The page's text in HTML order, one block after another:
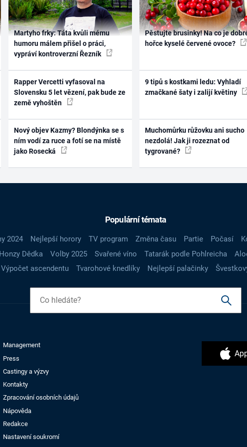
Martyho frky: Táta kvůli mému
humoru málem přišel o práci,
vypráví kontroverzní Řezník
Rapper Vercetti vyfasoval na
Slovensku 5 let vězení, pak bude ze
země vyhoštěn
Nový objev Kazmy? Blondýnka se s
ním vodí za ruce a fotí se na místě
jako Rosecká
Pěstujte brusinky! Na co je
hořce kyselé červené ovoce?
9 tipů s kostkami ledu: Vyhladí
zmačkané šaty i zalijí květiny
Muchomůrku růžovku ani sucho
nezdolá! Jak ji rozeznat od
tygrované?
Populární témata
2024 Nejlepší horory TV program Změna času Partie Počasí
Dědka Volby 2025 Svařené víno Tatarák podle Pohlreicha
Výpočet ascendentu
Tvarohové knedlíky Nejlepší palačinky
Management
Press
Castingy a výzvy
Kontakty
Zpracování osobních údajů
Nápověda
Redakce
Nastavení soukromí